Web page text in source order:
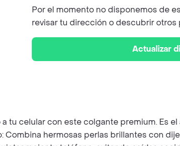
Por el momento no disponemos de
revisar tu dirección o descubrir otros
Actualizar
tu celular con este colgante premium. Es
Combina hermosas perlas brillantes con